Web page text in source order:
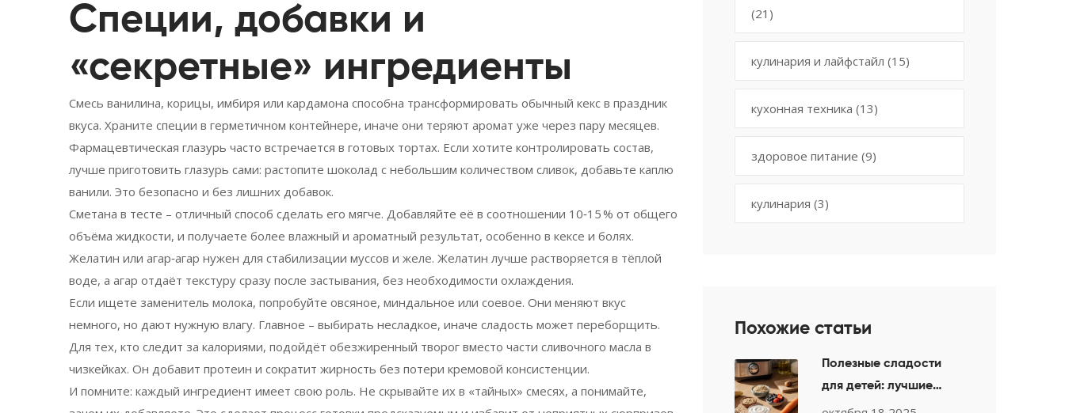
Специи, добавки и
«секретные» ингредиенты
Смесь ванилина, корицы, имбиря или кардамона способна трансформировать обычный кекс в праздник
вкуса. Храните специи в герметичном контейнере, иначе они теряют аромат уже через пару месяцев.
Фармацевтическая глазурь часто встречается в готовых тортах. Если хотите контролировать состав,
лучше приготовить глазурь сами: растопите шоколад с небольшим количеством сливок, добавьте каплю
ванили. Это безопасно и без лишних добавок.
Сметана в тесте – отличный способ сделать его мягче. Добавляйте её в соотношении 10‑15 % от общего
объёма жидкости, и получаете более влажный и ароматный результат, особенно в кексе и болях.
Желатин или агар‑агар нужен для стабилизации муссов и желе. Желатин лучше растворяется в тёплой
воде, а агар отдаёт текстуру сразу после застывания, без необходимости охлаждения.
Если ищете заменитель молока, попробуйте овсяное, миндальное или соевое. Они меняют вкус
немного, но дают нужную влагу. Главное – выбирать несладкое, иначе сладость может переборщить.
Для тех, кто следит за калориями, подойдёт обезжиренный творог вместо части сливочного масла в
чизкейках. Он добавит протеин и сократит жирность без потери кремовой консистенции.
И помните: каждый ингредиент имеет свою роль. Не скрывайте их в «тайных» смесях, а понимайте,
(21)
кулинария и лайфстайл (15)
кухонная техника (13)
здоровое питание (9)
кулинария (3)
Похожие статьи
Полезные сладости
для детей: лучшие
варианты и рецепты